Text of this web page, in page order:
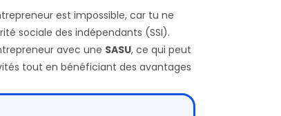
est impossible, car tu ne
sociale des indépendants (SSI).
avec une SASU, ce qui peut
tout en bénéficiant des avantages